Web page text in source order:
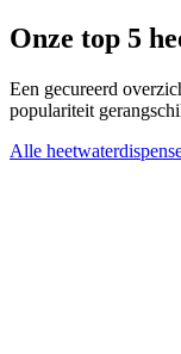
Onze top 5
Een gecureerd
populariteit
Alle